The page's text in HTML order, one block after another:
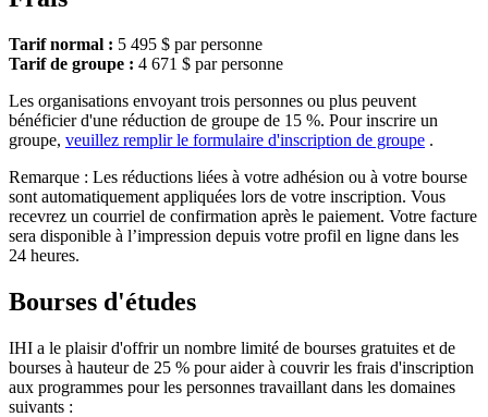
Tarif normal : 5 495 $ par personne
Tarif de groupe : 4 671 $ par personne
Les organisations envoyant trois personnes ou plus peuvent
bénéficier d'une réduction de groupe de 15 %. Pour inscrire un
groupe, veuillez remplir le formulaire d'inscription de groupe .
Remarque : Les réductions liées à votre adhésion ou à votre bourse
sont automatiquement appliquées lors de votre inscription. Vous
recevrez un courriel de confirmation après le paiement. Votre facture
sera disponible à l’impression depuis votre profil en ligne dans les
24 heures.
Bourses d'études
IHI a le plaisir d'offrir un nombre limité de bourses gratuites et de
bourses à hauteur de 25 % pour aider à couvrir les frais d'inscription
aux programmes pour les personnes travaillant dans les domaines
suivants :